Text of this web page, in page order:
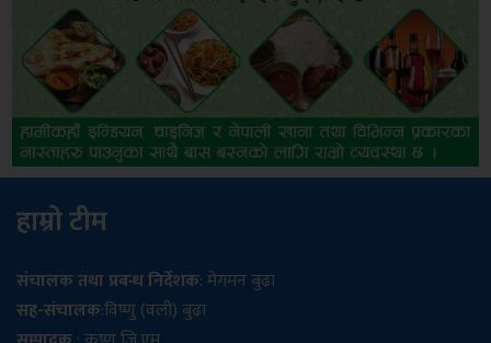
हाम्रो टीम
संचालक तथा प्रबन्ध निर्देशक: मेगमन बुढा
सह-संचालक:विष्णु (वली) बुढा